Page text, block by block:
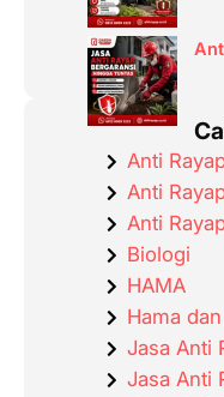
Anti
Anti
Anti
Biologi
HAMA
Hama
Jasa Anti
Jasa Anti